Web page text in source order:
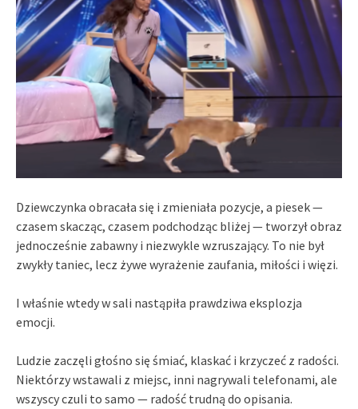
Dziewczynka obracała się i zmieniała pozycje, a piesek —
czasem skacząc, czasem podchodząc bliżej — tworzył obraz
jednocześnie zabawny i niezwykle wzruszający. To nie był
zwykły taniec, lecz żywe wyrażenie zaufania, miłości i więzi.
I właśnie wtedy w sali nastąpiła prawdziwa eksplozja
emocji.
Ludzie zaczęli głośno się śmiać, klaskać i krzyczeć z radości.
Niektórzy wstawali z miejsc, inni nagrywali telefonami, ale
wszyscy czuli to samo — radość trudną do opisania.